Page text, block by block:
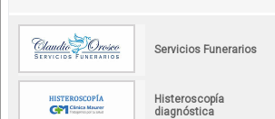
Servicios Funerarios
Histeroscopía
diagnóstica